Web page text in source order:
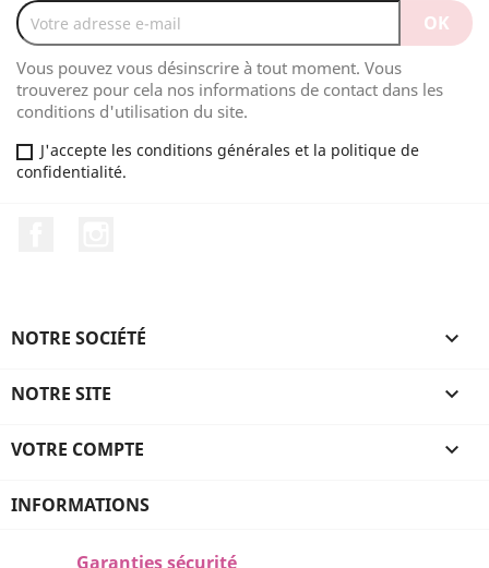
Vous pouvez vous désinscrire à tout moment. Vous
trouverez pour cela nos informations de contact dans les
conditions d'utilisation du site.
J'accepte les conditions générales et la politique de
confidentialité.
NOTRE SOCIÉTÉ 
NOTRE SITE 
VOTRE COMPTE 
INFORMATIONS
Garanties sécurité